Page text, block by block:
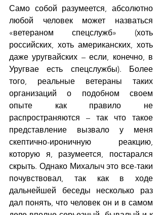
Само собой разумеется, абсолютно
любой человек может назваться
«ветераном спецслужб» (хоть
российских, хоть американских, хоть
даже уругвайских – если, конечно, в
Уругвае есть спецслужбы). Более
того, реальные ветераны таких
организаций о подобном своем
опыте как правило не
распространяются – так что такое
представление вызвало у меня
скептично-ироничную реакцию,
которую я, разумеется, постарался
скрыть. Однако Михалыч это все-таки
почувствовал, так как в ходе
дальнейшей беседы несколько раз
дал понять, что человек он и в самом